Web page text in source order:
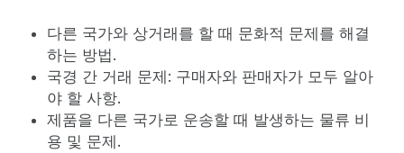
다른 국가와 상거래를 할 때 문화적 문제를 해결
하는 방법.
국경 간 거래 문제: 구매자와 판매자가 모두 알아
야 할 사항.
제품을 다른 국가로 운송할 때 발생하는 물류 비
용 및 문제.